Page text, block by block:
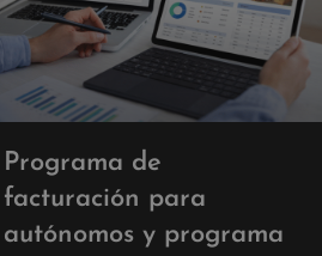
Programa de
facturación para
autónomos y programa